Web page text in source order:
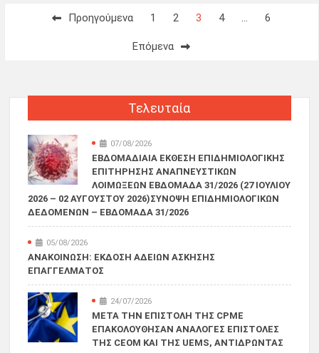
Σελιδοποίηση
Προηγούμενα 1 2 3 4 6
Επόμενα
Τελευταία
07/08/2026
ΕΒΔΟΜΑΔΙΑΊΑ ΈΚΘΕΣΗ ΕΠΙΔΗΜΙΟΛΟΓΙΚΉΣ
ΕΠΙΤΉΡΗΣΗΣ ΑΝΑΠΝΕΥΣΤΙΚΏΝ
ΛΟΙΜΏΞΕΩΝ ΕΒΔΟΜΆΔΑ 31/2026 (27 ΙΟΥΛΊΟΥ
2026 – 02 ΑΥΓΟΎΣΤΟΥ 2026)ΣΎΝΟΨΗ ΕΠΙΔΗΜΙΟΛΟΓΙΚΏΝ
ΔΕΔΟΜΈΝΩΝ – ΕΒΔΟΜΆΔΑ 31/2026
05/08/2026
ΑΝΑΚΟΙΝΩΣΗ: ΈΚΔΟΣΗ ΑΔΕΙΏΝ ΆΣΚΗΣΗΣ
ΕΠΑΓΓΈΛΜΑΤΟΣ
24/07/2026
ΜΕΤΆ ΤΗΝ ΕΠΙΣΤΟΛΉ ΤΗΣ CPME
ΕΠΑΚΟΛΟΎΘΗΣΑΝ ΑΝΆΛΟΓΕΣ ΕΠΙΣΤΟΛΈΣ
ΤΗΣ CEOM ΚΑΙ ΤΗΣ UEMS, ΑΝΤΙΔΡΏΝΤΑΣ